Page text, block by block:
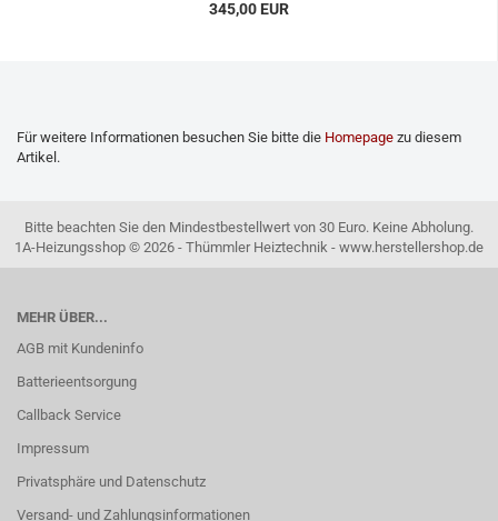
345,00 EUR
Für weitere Informationen besuchen Sie bitte die Homepage zu diesem
Artikel.
Bitte beachten Sie den Mindestbestellwert von 30 Euro. Keine Abholung.
1A-Heizungsshop © 2026 - Thümmler Heiztechnik - www.herstellershop.de
MEHR ÜBER...
AGB mit Kundeninfo
Batterieentsorgung
Callback Service
Impressum
Privatsphäre und Datenschutz
Versand- und Zahlungsinformationen